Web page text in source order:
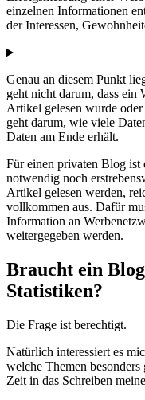
einzelnen Informationen
der Interessen,
Genau an diesem Punkt
geht nicht darum, dass ein
Artikel gelesen wurde
geht darum, wie viele
Daten am Ende erhält.
Für einen privaten Blog ist
notwendig noch
Artikel gelesen werden,
vollkommen aus. Dafür
Information an
weitergegeben werden.
Braucht ein
Statistiken?
Die Frage ist berechtigt.
Natürlich interessiert es
welche Themen
Zeit in das Schreiben